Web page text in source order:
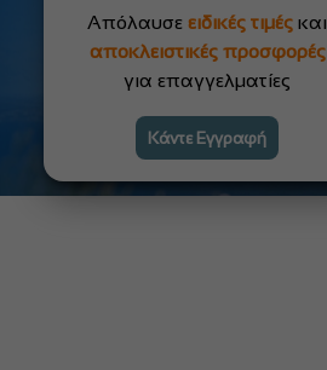
Απόλαυσε ειδικές τιμές και
αποκλειστικές προσφορές
για επαγγελματίες
Κάντε Εγγραφή